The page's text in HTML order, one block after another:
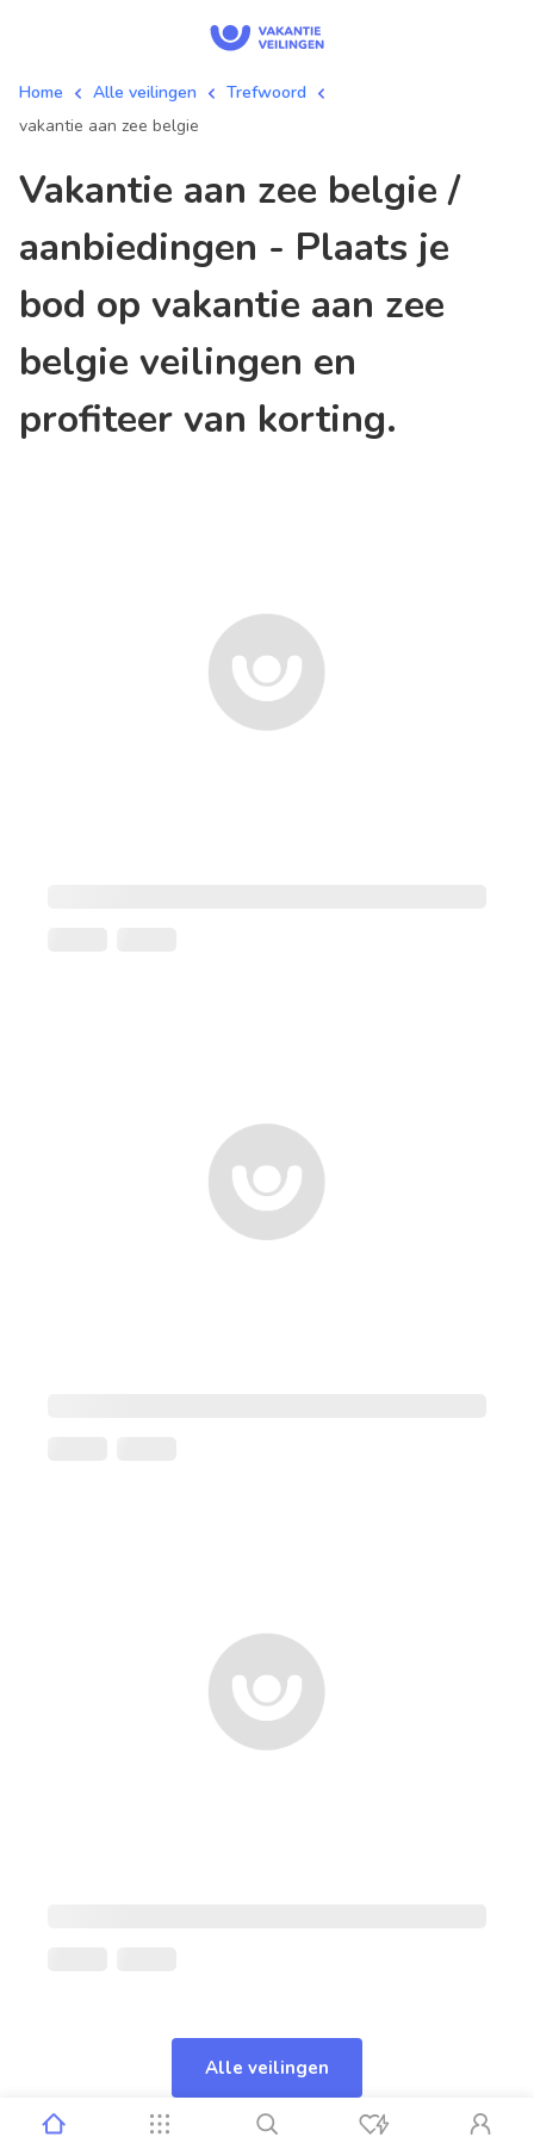
Home Alle veilingen
Trefwoord
vakantie aan zee belgie
vakantie aan zee belgie /
aanbiedingen - Plaats je
bod op vakantie aan zee
belgie veilingen en
profiteer van korting.
Alle veilingen